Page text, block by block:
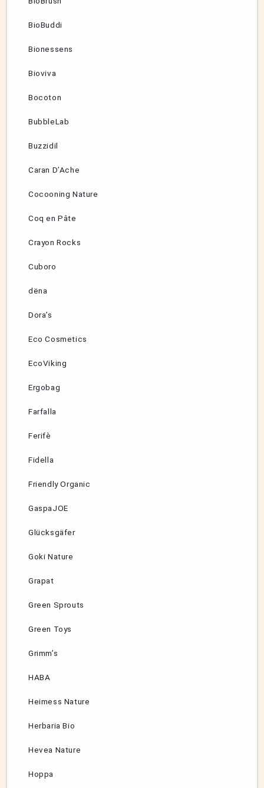
BioBuddi
Bionessens
Bioviva
Bocoton
BubbleLab
Buzzidil
Caran D’Ache
Cocooning Nature
Coq en Pâte
Crayon Rocks
Cuboro
dëna
Dora’s
Eco Cosmetics
EcoViking
Ergobag
Farfalla
Ferifè
Fidella
Friendly Organic
GaspaJOE
Glücksgäfer
Goki Nature
Grapat
Green Sprouts
Green Toys
Grimm’s
HABA
Heimess Nature
Herbaria Bio
Hevea Nature
Hoppa